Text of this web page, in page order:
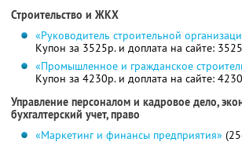
Строительство и ЖКХ
«Руководитель строительной
Купон за 3525р. и доплата на сайте:
«Промышленное и гражданское
Купон за 4230р. и доплата на сайте:
Управление персоналом и кадровое дело,
бухгалтерский учет, право
«Маркетинг и финансы предприятия»